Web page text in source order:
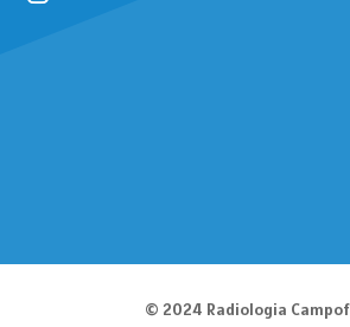
© 2024 Radiologia